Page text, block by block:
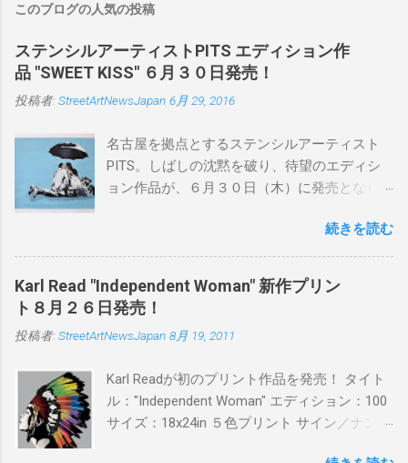
このブログの人気の投稿
ステンシルアーティストPITS エディション作
品 "SWEET KISS" ６月３０日発売！
投稿者: StreetArtNewsJapan 6月 29, 2016
名古屋を拠点とするステンシルアーティスト
PITS。しばしの沈黙を破り、待望のエディシ
ョン作品が、６月３０日（木）に発売となり
品に落とし込むスタイルは今作でも健在。(
PITSの過去記事はこちらから ) 発売日：6月30
日(木)19時 タイトル：SWEET KISS カラー：
BLUE/MINT GREEN/PINK/YELLOW エディショ
ン：各色５ サイズ：800mm × 550mm 価格：
¥16,000(¥17,280) 購入は、 こちら から
続きを読む
Karl Read "Independent Woman" 新作プリン
ト８月２６日発売！
投稿者: StreetArtNewsJapan 8月 19, 2011
Karl Readが初のプリント作品を発売！ タイト
ル："Independent Woman" エディション：100
サイズ：18x24in ５色プリント サイン／ナンバ